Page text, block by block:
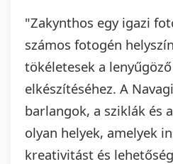
"Zakynthos egy igazi
számos fotogén
tökéletesek a
elkészítéséhez. A
barlangok, a sziklák és
olyan helyek, amelyek
kreativitást és